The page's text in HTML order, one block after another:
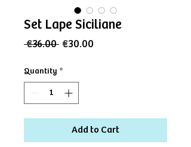
Set Lape Siciliane
€36.00 Regular
€30.00
Quantity *
Add to Cart